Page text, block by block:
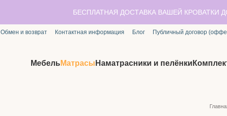
БЕСПЛАТНАЯ ДОСТАВКА ВАШЕЙ КРОВАТКИ
Обмен и возврат Контактная информация Блог Публичный договор
МебельМатрасы Наматрасники и пелёнки